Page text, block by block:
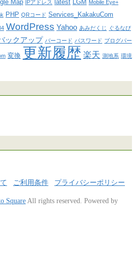
Map IPアドレス latest LGM Mobile Eye+
PHP QRコード Services_KakakuCom
WordPress Yahoo あみだくじ ぐるなび
ックアップ バーコード パスワード ブログパー
変換 更新履歴 楽天 測地系 環境
ご利用条件 プライバシーポリシー
Square All rights reserved. Powered by